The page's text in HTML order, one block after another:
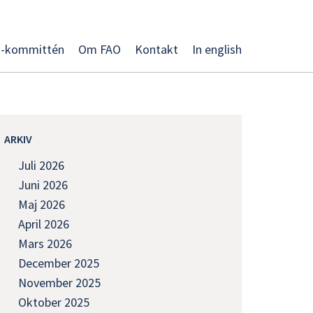
kommittén Om FAO Kontakt In english
ARKIV
Juli 2026
Juni 2026
Maj 2026
April 2026
Mars 2026
December 2025
November 2025
Oktober 2025